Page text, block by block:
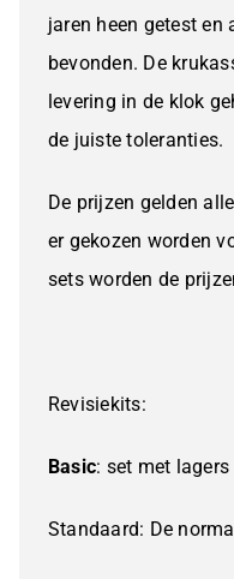
jaren heen getest en
bevonden. De
levering in de klok
de juiste toleranties.
De prijzen gelden
er gekozen worden
sets worden de
Revisiekits:
Basic: set met
Standaard: De